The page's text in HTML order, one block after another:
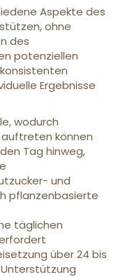
Aspekte des
ohne
des
potenziellen
Ergebnisse
wodurch
können
Tag hinweg,
und
pflanzenbasierte
täglichen
über 24 bis